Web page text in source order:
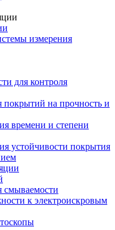
измерения
для контроля
на прочность и
времени и степени
устойчивости покрытия
смываемости
к электроискровым